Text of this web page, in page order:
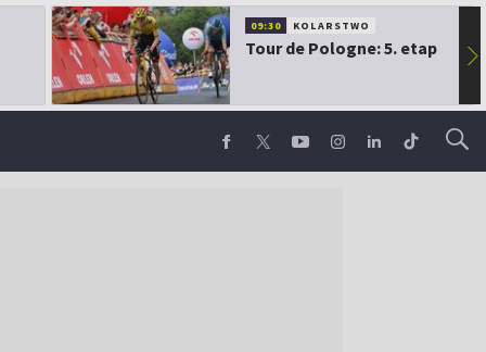
09:30 KOLARSTWO
Tour de Pologne: 5. etap ▶